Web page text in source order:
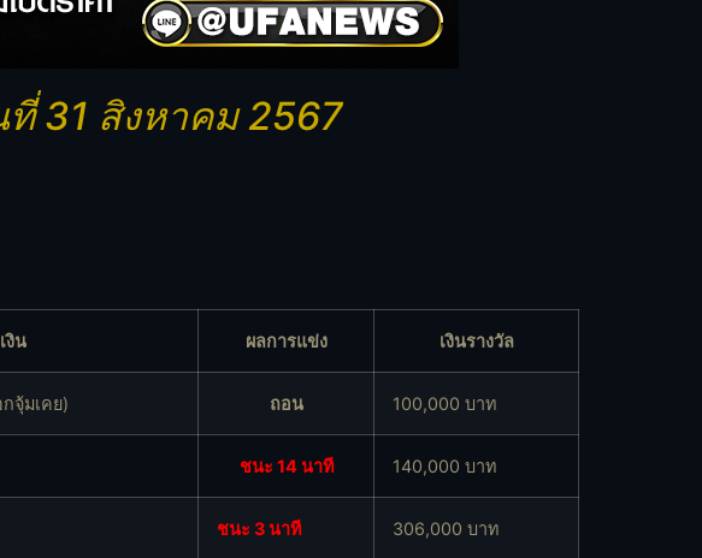
31 สิงหาคม 2567
งิน ผลการแข่ง เงินรางวัล
จุ้มเคย) ถอน 100,000 บาท
ชนะ 14 นาที 140,000 บาท
ชนะ 3 นาที 306,000 บาท